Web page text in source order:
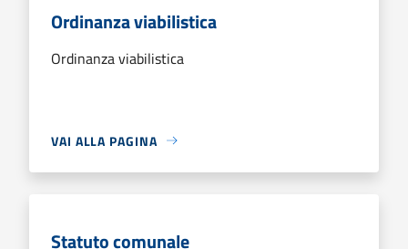
Ordinanza viabilistica
Ordinanza viabilistica
VAI ALLA PAGINA
Statuto comunale